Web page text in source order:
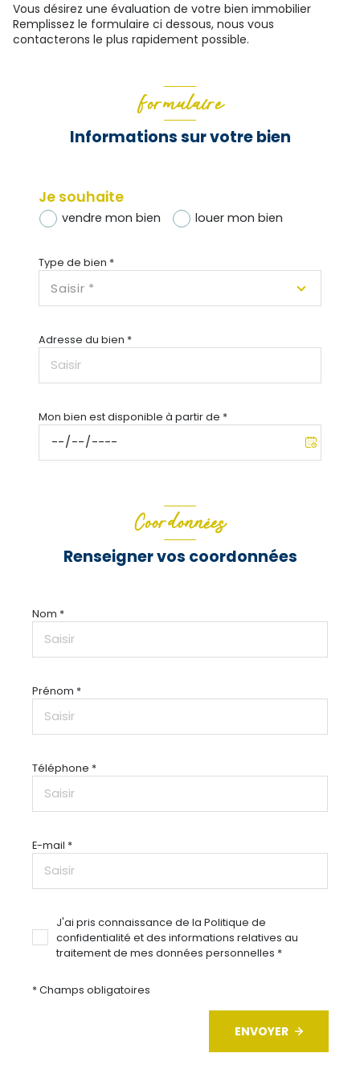
Vous désirez une évaluation de votre bien immobilier
Remplissez le formulaire ci dessous, nous vous
contacterons le plus rapidement possible.
Formulaire
Informations sur votre bien
Je souhaite
vendre mon bien louer mon bien
Type de bien *
Saisir *
Adresse du bien *
Mon bien est disponible à partir de *
Coordonnées
Renseigner vos coordonnées
Nom *
Prénom *
Téléphone *
E-mail *
J'ai pris connaissance de la Politique de
confidentialité et des informations relatives au
traitement de mes données personnelles *
* Champs obligatoires
ENVOYER